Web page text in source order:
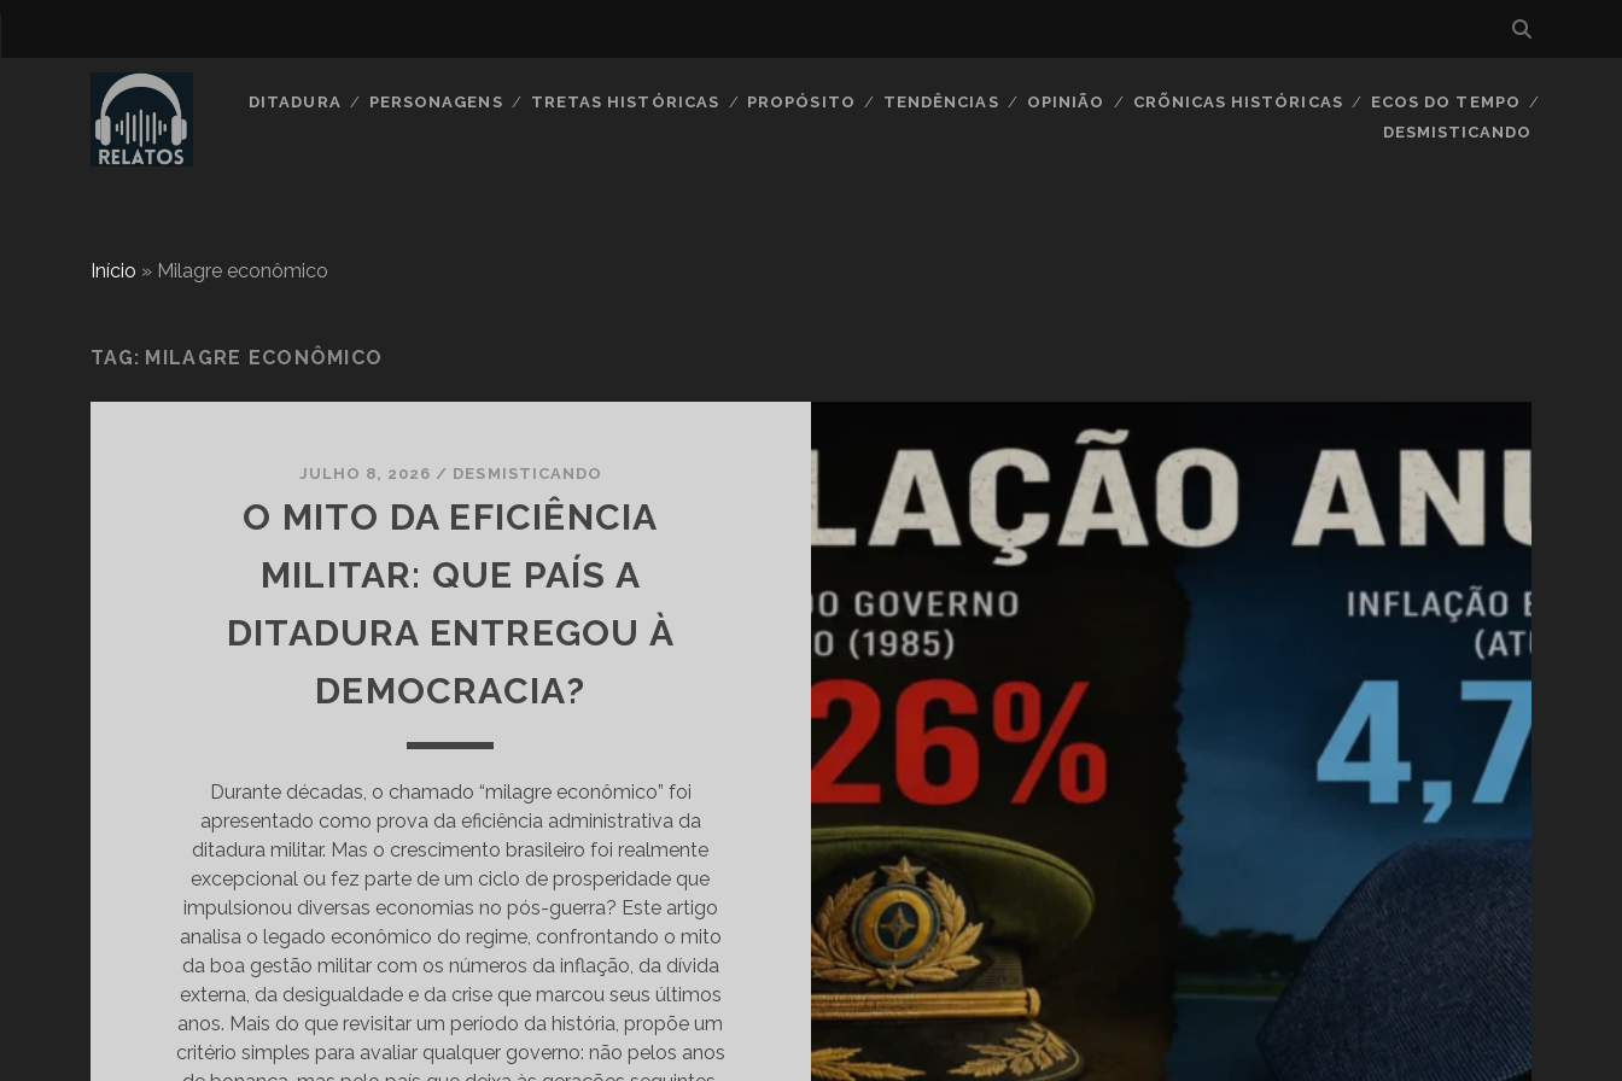
DITADURA PERSONAGENS TRETAS HISTÓRICAS PROPÓSITO TENDÊNCIAS OPINIÃO CRÕNICAS HISTÓRICAS
ECOS DO TEMPO
DESMISTICANDO
Início » Milagre econômico
TAG: MILAGRE ECONÔMICO
JULHO 8, 2026 / DESMISTICANDO
O MITO DA EFICIÊNCIA
MILITAR: QUE PAÍS A
DITADURA ENTREGOU À
DEMOCRACIA?
Durante décadas, o chamado “milagre econômico” foi
apresentado como prova da eficiência administrativa da
ditadura militar. Mas o crescimento brasileiro foi realmente
excepcional ou fez parte de um ciclo de prosperidade que
impulsionou diversas economias no pós-guerra? Este artigo
analisa o legado econômico do regime, confrontando o mito
da boa gestão militar com os números da inflação, da dívida
externa, da desigualdade e da crise que marcou seus últimos
anos. Mais do que revisitar um período da história, propõe um
critério simples para avaliar qualquer governo: não pelos anos